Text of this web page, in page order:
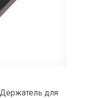
Держатель для